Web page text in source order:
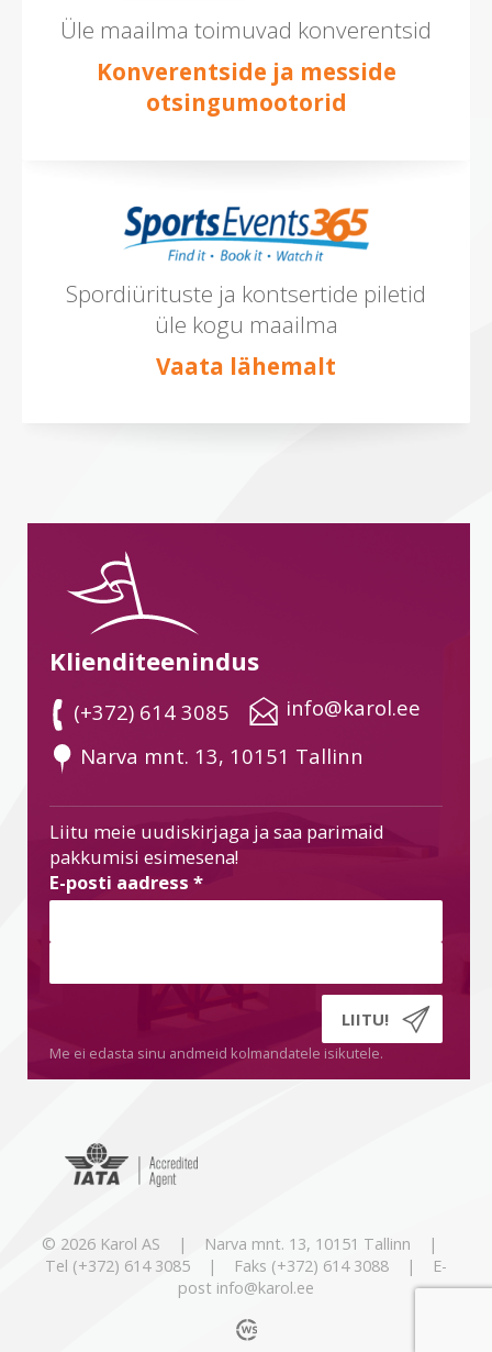
Üle maailma toimuvad konverentsid
Konverentside ja messide
otsingumootorid
Spordiürituste ja kontsertide piletid
üle kogu maailma
Vaata lähemalt
Klienditeenindus
(+372) 614 3085
info@karol.ee
Narva mnt. 13, 10151 Tallinn
Liitu meie uudiskirjaga ja saa parimaid
pakkumisi esimesena!
E-posti aadress *
Me ei edasta sinu andmeid kolmandatele isikutele.
© 2026 Karol AS | Narva mnt. 13, 10151 Tallinn |
Tel (+372) 614 3085 | Faks (+372) 614 3088 | E-
post info@karol.ee